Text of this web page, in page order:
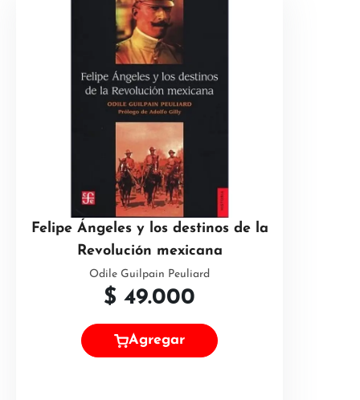
Felipe Ángeles y los destinos de la
Revolución mexicana
Odile Guilpain Peuliard
$ 49.000
Agregar